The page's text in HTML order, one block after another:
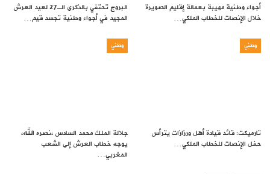
أجواء وطنية مهيبة بعمالة إقليم الصويرة
خلال الإنصات للخطاب الملكي…
البروج تحتفي بالذكرى الـ27 لعيد العرش
المجيد في أجواء وطنية تجسد قيم…
وطني
تارميكت: قائد قيادة أهل ورزازات يترأس
حفل الإنصات للخطاب الملكي…
وطني
جلالة الملك محمد السادس ،نصره الله،
يوجه خطاب العرش إلى الشعب
المغربي…